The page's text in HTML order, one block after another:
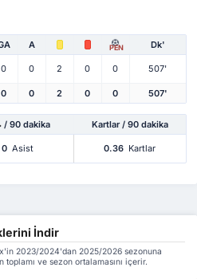
A PEN Dk'
0 0 2 0 0 507'
0 0 2 0 0 507'
/ 90 dakika Kartlar / 90 dakika
0 Asist 0.36 Kartlar
İndir
2023/2024'dan 2025/2026 sezonuna
ve sezon ortalamasını içerir.